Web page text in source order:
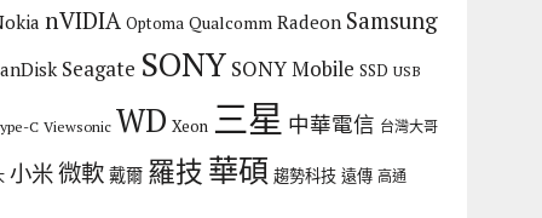
nVIDIA Optoma Qualcomm Radeon Samsung
Seagate SONY SONY Mobile SSD USB
C Viewsonic WD Xeon 三星 中華電信 台灣大哥
小米微軟 戴爾 羅技華碩 趨勢科技 遠傳 高通